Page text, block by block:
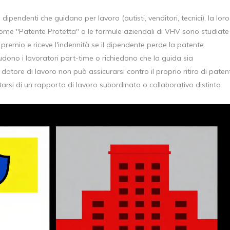
che guidano per lavoro (autisti, venditori, tecnici), la loro
"Patente Protetta" o le formule aziendali di VHV sono studiate
e riceve l'indennità se il dipendente perde la patente.
i lavoratori part-time o richiedono che la guida sia
di lavoro non può assicurarsi contro il proprio ritiro di
di un rapporto di lavoro subordinato o collaborativo distinto.